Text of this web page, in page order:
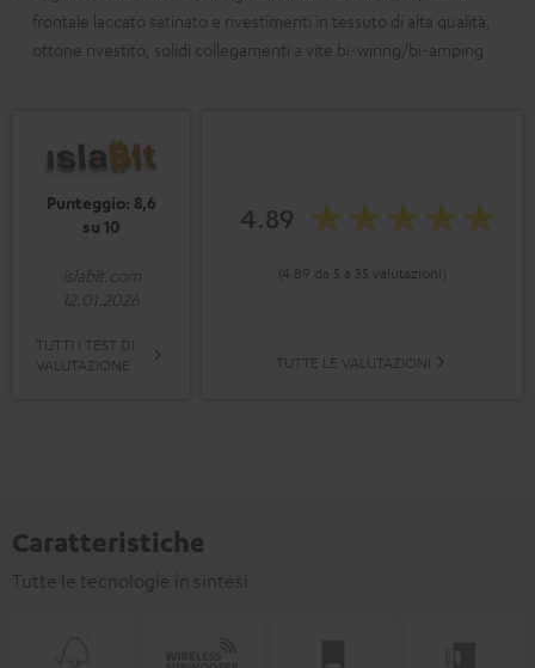
frontale laccato satinato e rivestimenti in tessuto di alta qualità,
ottone rivestito, solidi collegamenti a vite bi-wiring/bi-amping
Punteggio: 8,6
su 10
islabit.com
12.01.2026
TUTTI I TEST DI
VALUTAZIONE
4.89
(4.89 da 5 a 35 valutazioni)
TUTTE LE VALUTAZIONI
Caratteristiche
Tutte le tecnologie in sintesi